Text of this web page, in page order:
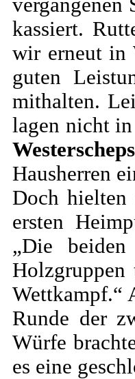
vergangenen
kassiert.
wir erneut in
guten
mithalten.
lagen nicht
Hausherren
Doch
ersten
„Die
Holzgruppen
Wettkampf.“
Runde der
Würfe
es eine